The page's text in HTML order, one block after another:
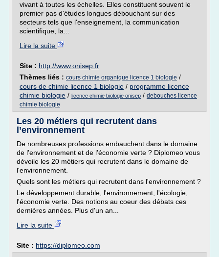
vivant à toutes les échelles. Elles constituent souvent le
premier pas d'études longues débouchant sur des
secteurs tels que l'enseignement, la communication
scientifique, la...
Lire la suite
Site : http://www.onisep.fr
Thèmes liés : cours chimie organique licence 1 biologie /
cours de chimie licence 1 biologie / programme licence
chimie biologie / licence chimie biologie onisep / debouches licence
chimie biologie
Les 20 métiers qui recrutent dans
l’environnement
De nombreuses professions embauchent dans le domaine
de l'environnement et de l'économie verte ? Diplomeo vous
dévoile les 20 métiers qui recrutent dans le domaine de
l'environnement.
Quels sont les métiers qui recrutent dans l'environnement ?
Le développement durable, l'environnement, l'écologie,
l'économie verte. Des notions au coeur des débats ces
dernières années. Plus d'un an...
Lire la suite
Site : https://diplomeo.com